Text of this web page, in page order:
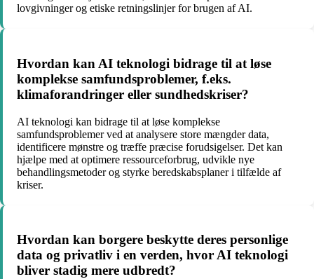
lovgivninger og etiske retningslinjer for brugen af AI.
Hvordan kan AI teknologi bidrage til at løse
komplekse samfundsproblemer, f.eks.
klimaforandringer eller sundhedskriser?
AI teknologi kan bidrage til at løse komplekse
samfundsproblemer ved at analysere store mængder data,
identificere mønstre og træffe præcise forudsigelser. Det kan
hjælpe med at optimere ressourceforbrug, udvikle nye
behandlingsmetoder og styrke beredskabsplaner i tilfælde af
kriser.
Hvordan kan borgere beskytte deres personlige
data og privatliv i en verden, hvor AI teknologi
bliver stadig mere udbredt?